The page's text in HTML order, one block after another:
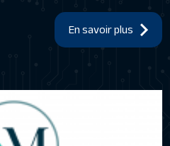
En savoir plus